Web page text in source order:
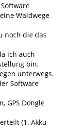
Waldwege
noch die das
ich auch
bin.
unterwegs.
Software
GPS Dongle
(1. Akku